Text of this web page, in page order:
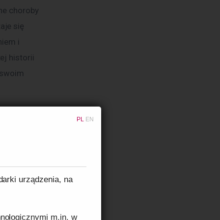
PL EN
urządzenia, na
m.in. w
choroby
się
i
historii